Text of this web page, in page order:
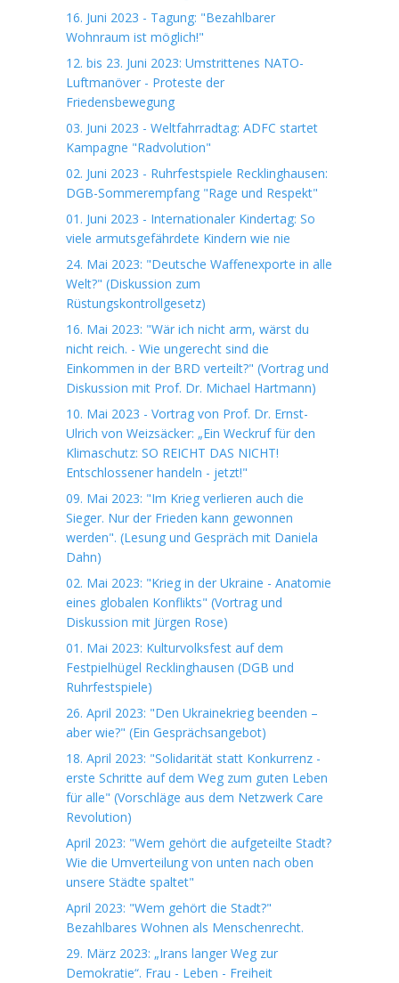
16. Juni 2023 - Tagung: "Bezahlbarer
Wohnraum ist möglich!"
12. bis 23. Juni 2023: Umstrittenes NATO-
Luftmanöver - Proteste der
Friedensbewegung
03. Juni 2023 - Weltfahrradtag: ADFC startet
Kampagne "Radvolution"
02. Juni 2023 - Ruhrfestspiele Recklinghausen:
DGB-Sommerempfang "Rage und Respekt"
01. Juni 2023 - Internationaler Kindertag: So
viele armutsgefährdete Kindern wie nie
24. Mai 2023: "Deutsche Waffenexporte in alle
Welt?" (Diskussion zum
Rüstungskontrollgesetz)
16. Mai 2023: "Wär ich nicht arm, wärst du
nicht reich. - Wie ungerecht sind die
Einkommen in der BRD verteilt?" (Vortrag und
Diskussion mit Prof. Dr. Michael Hartmann)
10. Mai 2023 - Vortrag von Prof. Dr. Ernst-
Ulrich von Weizsäcker: „Ein Weckruf für den
Klimaschutz: SO REICHT DAS NICHT!
Entschlossener handeln - jetzt!"
09. Mai 2023: "Im Krieg verlieren auch die
Sieger. Nur der Frieden kann gewonnen
werden". (Lesung und Gespräch mit Daniela
Dahn)
02. Mai 2023: "Krieg in der Ukraine - Anatomie
eines globalen Konflikts" (Vortrag und
Diskussion mit Jürgen Rose)
01. Mai 2023: Kulturvolksfest auf dem
Festpielhügel Recklinghausen (DGB und
Ruhrfestspiele)
26. April 2023: "Den Ukrainekrieg beenden –
aber wie?" (Ein Gesprächsangebot)
18. April 2023: "Solidarität statt Konkurrenz -
erste Schritte auf dem Weg zum guten Leben
für alle" (Vorschläge aus dem Netzwerk Care
Revolution)
April 2023: "Wem gehört die aufgeteilte Stadt?
Wie die Umverteilung von unten nach oben
unsere Städte spaltet"
April 2023: "Wem gehört die Stadt?"
Bezahlbares Wohnen als Menschenrecht.
29. März 2023: „Irans langer Weg zur
Demokratie“. Frau - Leben - Freiheit